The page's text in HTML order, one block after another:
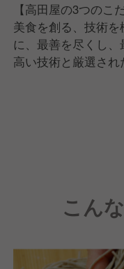
【高田屋の3つのこ
美食を創る、技術
に、最善を尽くし、
高い技術と厳選さ
し、多くのお客様
【充実した福利厚
年2回の賞与に加え
当等、働きやすい
とした目標を持つ
こん